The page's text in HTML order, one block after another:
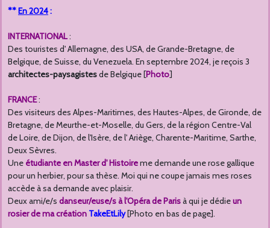
**En 2024:
INTERNATIONAL:
Des touristes d' Allemagne, des USA, de Grande-Bretagne, de
Belgique, de Suisse, du Venezuela. En septembre 2024, je reçois 3
architectes-paysagistesde Belgique [Photo]
FRANCE:
Des visiteurs des Alpes-Maritimes, des Hautes-Alpes, de Gironde, de
Bretagne, de Meurthe-et-Moselle, du Gers, de la région Centre-Val
de Loire, de Dijon, de l'Isère, de l' Ariège, Charente-Maritime, Sarthe,
Deux Sèvres.
Une étudiante en Master d' Histoireme demande une rose gallique
pour un herbier, pour sa thèse. Moi qui ne coupe jamais mes roses
accède à sa demande avec plaisir.
Deux ami/e/s danseur/euse/s à l'Opéra de Parisà qui je dédieun
rosier de ma création TakeEtLily[Photo en bas de page].